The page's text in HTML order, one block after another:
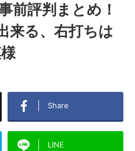
前評判まとめ！
来る、右打ちは
Share
LINE